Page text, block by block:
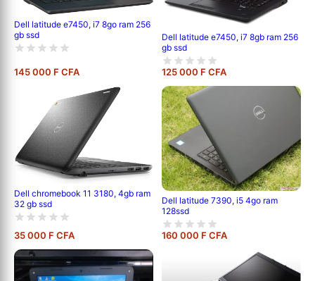
Dell latitude e7450, i7 8go ram 256
gb ssd
145 000 F CFA
Dell latitude e7450, i7 8gb ram 256
gb ssd
125 000 F CFA
Dell chromebook 11 3180, 4gb ram
32 gb ssd
35 000 F CFA
Dell latitude 7390, i5 4go ram
128ssd
160 000 F CFA